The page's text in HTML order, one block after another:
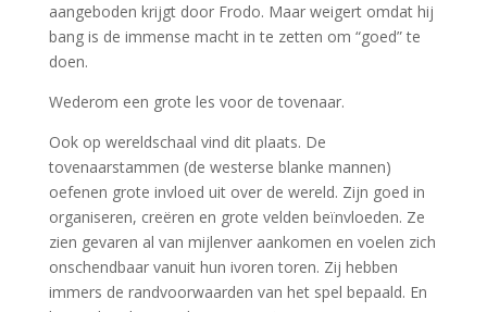
aangeboden krijgt door Frodo. Maar weigert omdat hij
bang is de immense macht in te zetten om “goed” te
doen.
Wederom een grote les voor de tovenaar.
Ook op wereldschaal vind dit plaats. De
tovenaarstammen (de westerse blanke mannen)
oefenen grote invloed uit over de wereld. Zijn goed in
organiseren, creëren en grote velden beïnvloeden. Ze
zien gevaren al van mijlenver aankomen en voelen zich
onschendbaar vanuit hun ivoren toren. Zij hebben
immers de randvoorwaarden van het spel bepaald. En